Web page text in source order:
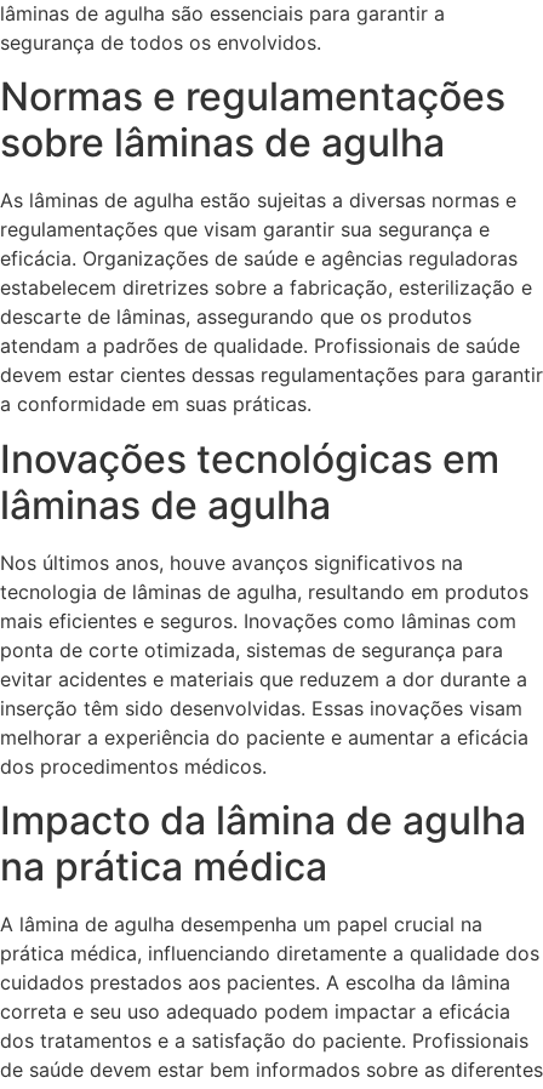
lâminas de agulha são essenciais para garantir a
segurança de todos os envolvidos.
Normas e regulamentações
sobre lâminas de agulha
As lâminas de agulha estão sujeitas a diversas normas e
regulamentações que visam garantir sua segurança e
eficácia. Organizações de saúde e agências reguladoras
estabelecem diretrizes sobre a fabricação, esterilização e
descarte de lâminas, assegurando que os produtos
atendam a padrões de qualidade. Profissionais de saúde
devem estar cientes dessas regulamentações para garantir
a conformidade em suas práticas.
Inovações tecnológicas em
lâminas de agulha
Nos últimos anos, houve avanços significativos na
tecnologia de lâminas de agulha, resultando em produtos
mais eficientes e seguros. Inovações como lâminas com
ponta de corte otimizada, sistemas de segurança para
evitar acidentes e materiais que reduzem a dor durante a
inserção têm sido desenvolvidas. Essas inovações visam
melhorar a experiência do paciente e aumentar a eficácia
dos procedimentos médicos.
Impacto da lâmina de agulha
na prática médica
A lâmina de agulha desempenha um papel crucial na
prática médica, influenciando diretamente a qualidade dos
cuidados prestados aos pacientes. A escolha da lâmina
correta e seu uso adequado podem impactar a eficácia
dos tratamentos e a satisfação do paciente. Profissionais
de saúde devem estar bem informados sobre as diferentes